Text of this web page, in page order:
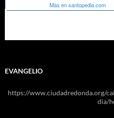
EVANGELIO
https://www.ciudadredonda.org/
dia/